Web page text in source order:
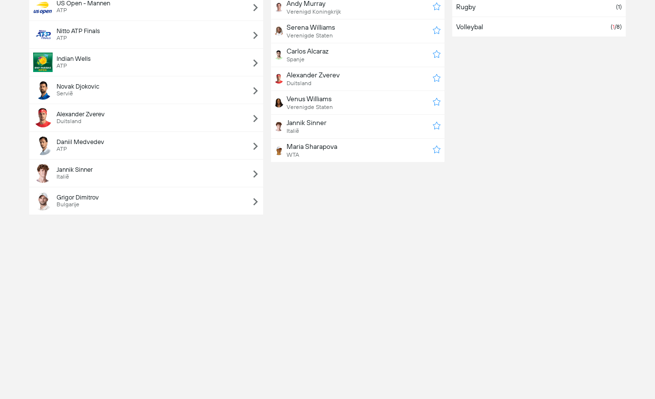
US Open - Mannen
ATP
Nitto ATP Finals
ATP
Indian Wells
ATP
Novak Djokovic
Servië
Alexander Zverev
Duitsland
Daniil Medvedev
ATP
Jannik Sinner
Italië
Grigor Dimitrov
Bulgarije
Rugby (1)
Volleybal (1/8)
Andy Murray
Verenigd Koningkrijk
Serena Williams
Verenigde Staten
Carlos Alcaraz
Spanje
Alexander Zverev
Duitsland
Venus Williams
Verenigde Staten
Jannik Sinner
Italië
Maria Sharapova
WTA